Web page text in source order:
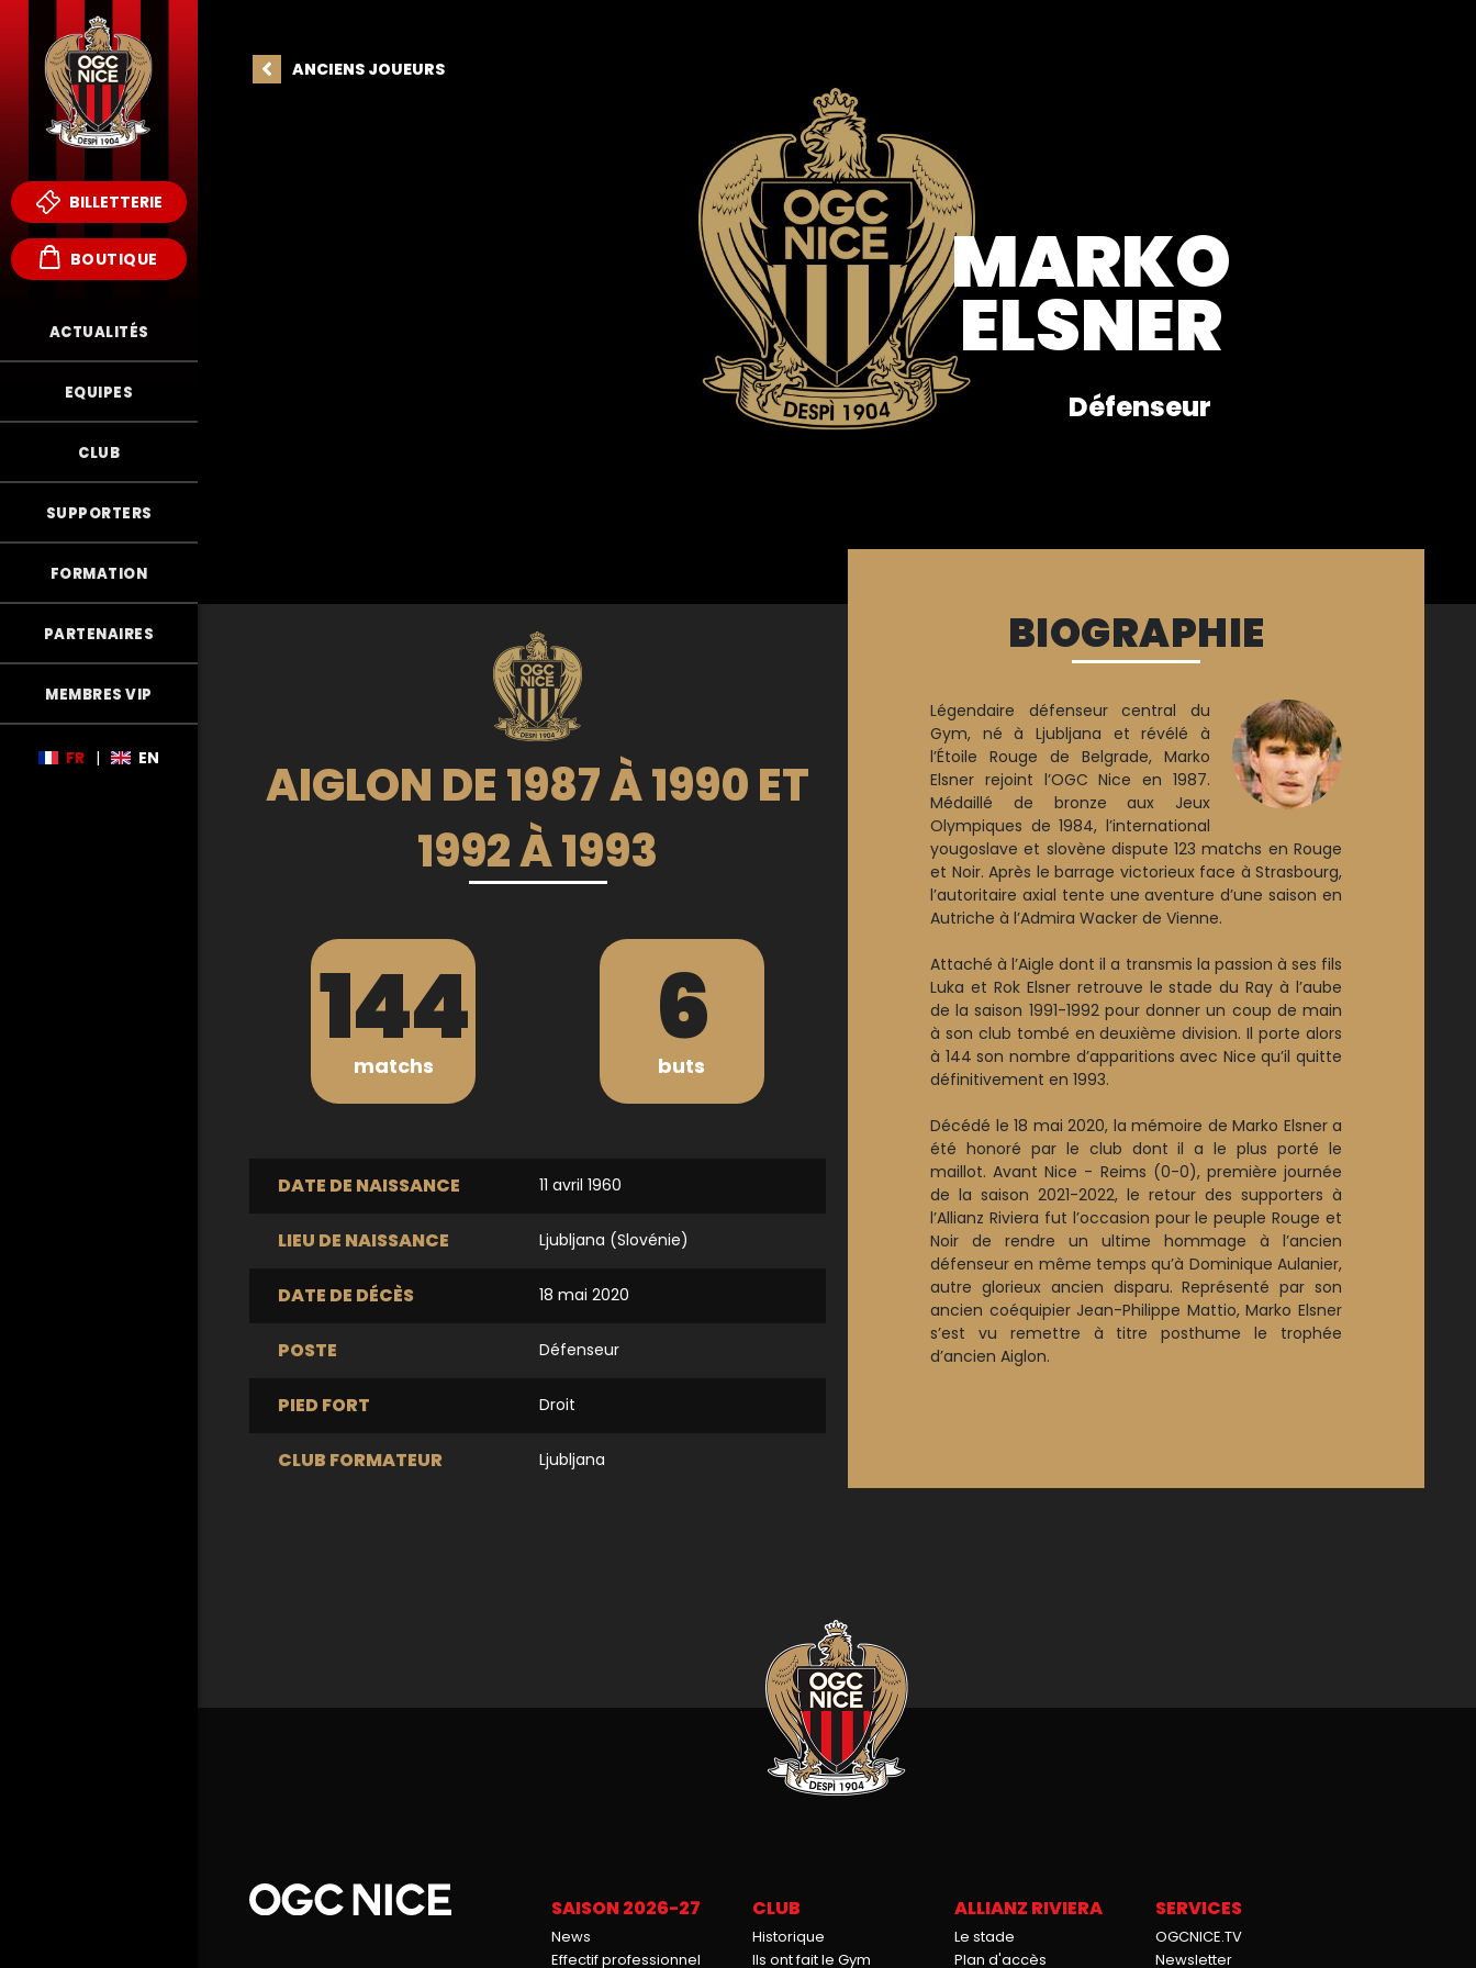
BILLETTERIE
BOUTIQUE
ACTUALITÉS
EQUIPES
CLUB
SUPPORTERS
FORMATION
PARTENAIRES
MEMBRES VIP
FR | EN
ANCIENS JOUEURS
MARKO
ELSNER
Défenseur
AIGLON DE 1987 À 1990 ET
1992 À 1993
144
matchs 6
buts
DATE DE NAISSANCE 11 avril 1960
LIEU DE NAISSANCE Ljubljana (Slovénie)
DATE DE DÉCÈS 18 mai 2020
POSTE Défenseur
PIED FORT Droit
CLUB FORMATEUR Ljubljana
BIOGRAPHIE
Légendaire défenseur central du
Gym, né à Ljubljana et révélé à
l’Étoile Rouge de Belgrade, Marko
Elsner rejoint l’OGC Nice en 1987.
Médaillé de bronze aux Jeux
Olympiques de 1984, l’international
yougoslave et slovène dispute 123 matchs en Rouge
et Noir. Après le barrage victorieux face à Strasbourg,
l’autoritaire axial tente une aventure d’une saison en
Autriche à l’Admira Wacker de Vienne.
Attaché à l’Aigle dont il a transmis la passion à ses fils
Luka et Rok Elsner retrouve le stade du Ray à l’aube
de la saison 1991-1992 pour donner un coup de main
à son club tombé en deuxième division. Il porte alors
à 144 son nombre d’apparitions avec Nice qu’il quitte
définitivement en 1993.
Décédé le 18 mai 2020, la mémoire de Marko Elsner a
été honoré par le club dont il a le plus porté le
maillot. Avant Nice - Reims (0-0), première journée
de la saison 2021-2022, le retour des supporters à
l’Allianz Riviera fut l’occasion pour le peuple Rouge et
Noir de rendre un ultime hommage à l’ancien
défenseur en même temps qu’à Dominique Aulanier,
autre glorieux ancien disparu. Représenté par son
ancien coéquipier Jean-Philippe Mattio, Marko Elsner
s’est vu remettre à titre posthume le trophée
d’ancien Aiglon.
SAISON 2026-27
News
Effectif professionnel
CLUB
Historique
Ils ont fait le Gym
ALLIANZ RIVIERA
Le stade
Plan d'accès
SERVICES
OGCNICE.TV
Newsletter